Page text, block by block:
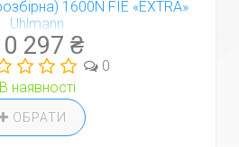
1600N FIE «EXTRA»
Uhlmann
297 ₴
0
В наявності
ОБРАТИ